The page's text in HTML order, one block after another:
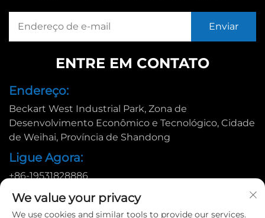
ENTRE EM CONTATO
Endereço:
Beckart West Industrial Park, Zona de
Desenvolvimento Econômico e Tecnológico, Cidade
de Weihai, Província de Shandong
Ligue Agora:
+86-19531828886
E-mail:
[email protected]
We value your privacy
We use cookies and similar tools to provide our services.